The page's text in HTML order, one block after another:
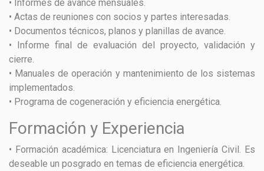
• Informes de avance mensuales.
• Actas de reuniones con socios y partes interesadas.
• Documentos técnicos, planos y planillas de avance.
• Informe final de evaluación del proyecto, validación y
cierre.
• Manuales de operación y mantenimiento de los sistemas
implementados.
• Programa de cogeneración y eficiencia energética.
Formación y Experiencia
• Formación académica: Licenciatura en Ingeniería Civil. Es
deseable un posgrado en temas de eficiencia energética.